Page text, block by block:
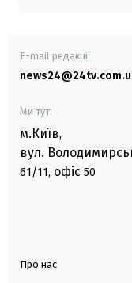
E-mail редакції
Ми тут:
м.Київ,
вул.
61/11, офіс 50
Про нас